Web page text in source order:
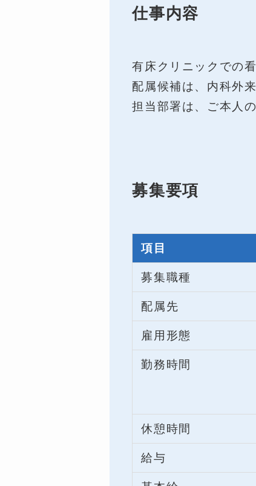
仕事内容
有床クリニックでの
配属候補は、内科外
担当部署は、ご本人
募集要項
項目
募集職種
配属先
雇用形態
勤務時間
休憩時間
給与